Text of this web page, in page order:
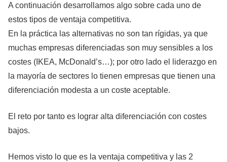
A continuación desarrollamos algo sobre cada uno de
estos tipos de ventaja competitiva.
En la práctica las alternativas no son tan rígidas, ya que
muchas empresas diferenciadas son muy sensibles a los
costes (IKEA, McDonald’s…); por otro lado el liderazgo en
la mayoría de sectores lo tienen empresas que tienen una
diferenciación modesta a un coste aceptable.
El reto por tanto es lograr alta diferenciación con costes
bajos.
Hemos visto lo que es la ventaja competitiva y las 2